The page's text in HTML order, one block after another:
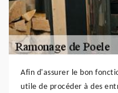
Afin d'assurer le bon
utile de procéder à des